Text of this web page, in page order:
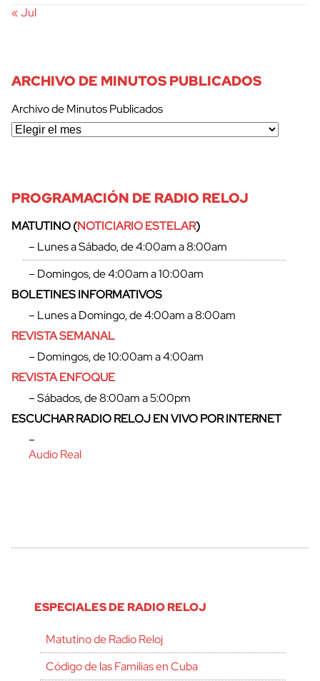
cerrar
« Jul
ARCHIVO DE MINUTOS PUBLICADOS
Archivo de Minutos Publicados
PROGRAMACIÓN DE RADIO RELOJ
MATUTINO (NOTICIARIO ESTELAR)
– Lunes a Sábado, de 4:00am a 8:00am
– Domingos, de 4:00am a 10:00am
BOLETINES INFORMATIVOS
– Lunes a Domingo, de 4:00am a 8:00am
REVISTA SEMANAL
– Domingos, de 10:00am a 4:00am
REVISTA ENFOQUE
– Sábados, de 8:00am a 5:00pm
ESCUCHAR RADIO RELOJ EN VIVO POR INTERNET
–
Audio Real
ESPECIALES DE RADIO RELOJ
Matutino de Radio Reloj
Código de las Familias en Cuba